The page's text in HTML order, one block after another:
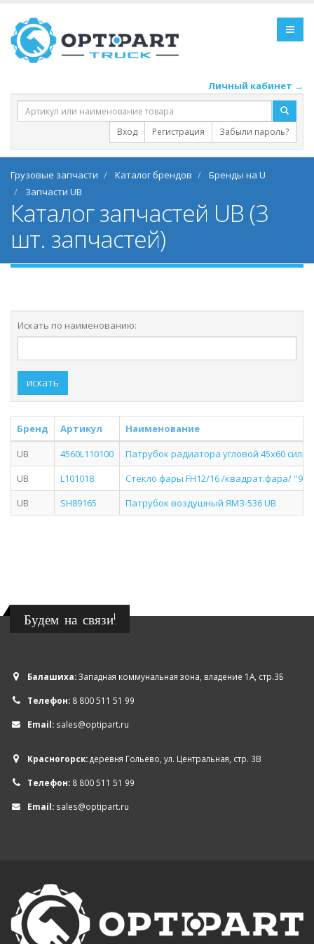
Личный кабинет →
Вход Регистрация Забыли пароль?
Грузовые запчасти Каталог брендов
Бренды на U
Запчасти UB
Каталог запчастей UB (3
шт. запчастей)
Искать по наименованию:
искать
Бренд Артикул
Наименование
UB
4560L110100
Патрубок радиатора угловой 45х60 силик
UB
L101018
Стекло фары FH12/16 /квадрат.фара/ ''98-
UB
SH89165 Патрубок воздушный ЯМЗ-536 UB
Будем на связи!
Балашиха:Западная коммунальная зона, владение 1А, стр.3Б
Телефон: 8 800 511 51 99
Email: sales@optipart.ru
Красногорск:деревня Гольево, ул. Центральная, стр. 3В
Телефон: 8 800 511 51 99
Email: sales@optipart.ru